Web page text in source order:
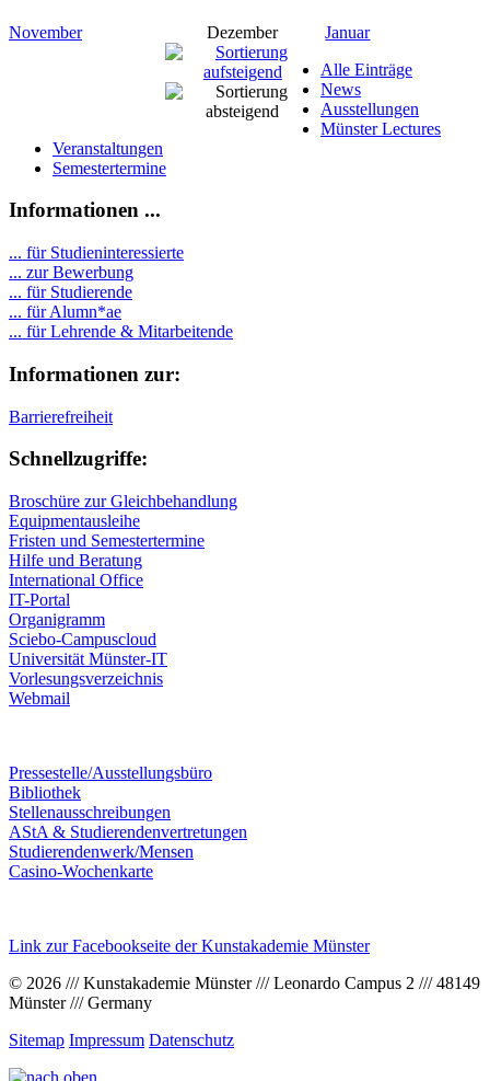
November Dezember
Januar
Alle Einträge
News
Ausstellungen
Münster Lectures
Veranstaltungen
Semestertermine
Informationen ...
... für Studieninteressierte
... zur Bewerbung
... für Studierende
... für Alumn*ae
... für Lehrende & Mitarbeitende
Informationen zur:
Barrierefreiheit
Schnellzugriffe:
Broschüre zur Gleichbehandlung
Equipmentausleihe
Fristen und Semestertermine
Hilfe und Beratung
International Office
IT-Portal
Organigramm
Sciebo-Campuscloud
Universität Münster-IT
Vorlesungsverzeichnis
Webmail
Pressestelle/Ausstellungsbüro
Bibliothek
Stellenausschreibungen
AStA & Studierendenvertretungen
Studierendenwerk/Mensen
Casino-Wochenkarte
Link zur Facebookseite der Kunstakademie Münster
© 2026 /// Kunstakademie Münster /// Leonardo Campus 2 /// 48149
Münster /// Germany
Sitemap Impressum Datenschutz